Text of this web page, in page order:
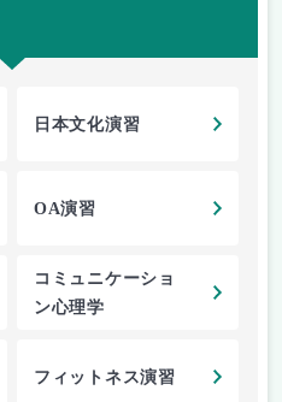
日本文化演習
OA演習
コミュニケーショ
ン心理学
フィットネス演習